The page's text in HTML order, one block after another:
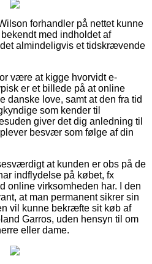
forhandler på nettet kunne
med indholdet af
almindeligvis et tidskrævende
være at kigge hvorvidt e-
er et billede på at online
danske love, samt at den fra tid
som kender til
giver det dig anledning til
besvær som følge af din
at kunden er obs på de
indflydelse på købet, fx
online virksomheden har. I den
at man permanent sikrer sin
vil kunne bekræfte sit køb af
Garros, uden hensyn til om
eller dame.